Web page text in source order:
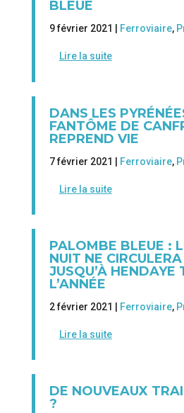
BLEUE
9 février 2021 | Ferroviaire,
Lire la suite
DANS LES
FANTÔME DE
REPREND VIE
7 février 2021 | Ferroviaire,
Lire la suite
PALOMBE BLEUE :
NUIT NE
JUSQU’À HENDAYE
L’ANNÉE
2 février 2021 | Ferroviaire,
Lire la suite
DE NOUVEAUX
?